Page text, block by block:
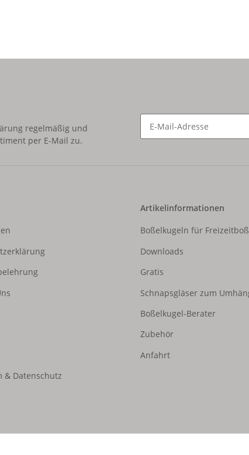
regelmäßig und
per E-Mail zu.
& Datenschutz
Artikelinformationen
Boßelkugeln für
Downloads
Gratis
Schnapsgläser zum
Boßelkugel-Berater
Zubehör
Anfahrt